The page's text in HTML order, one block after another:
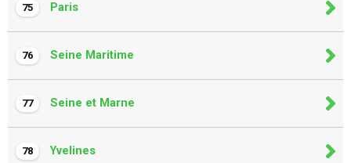
75 Paris
76 Seine Maritime
77 Seine et Marne
78 Yvelines